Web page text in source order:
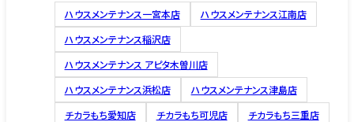
ハウスメンテナンス一宮本店
ハウスメンテナンス江南店
ハウスメンテナンス稲沢店
ハウスメンテナンス アピタ木曽川店
ハウスメンテナンス浜松店
ハウスメンテナンス津島店
チカラもち愛知店
チカラもち可児店 チカラもち三重店